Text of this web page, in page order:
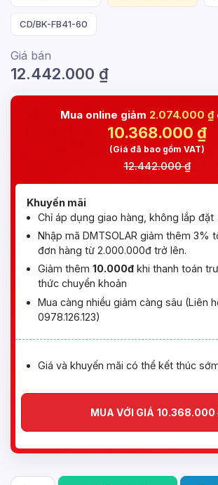
CD/BK-FB41-60
Giá bán
12.442.000 ₫
Mua online giảm 2.074.000 ₫
10.368.000 ₫
(Giá đã bao gồm VAT)
12.442.000 ₫
Khuyến mãi
Chỉ áp dụng giao hàng, không lắp đặt
Nhập mã DMTSOLAR giảm thêm 3%
đơn hàng từ 2.000.000đ trở lên.
Giảm thêm 10.000đ khi thanh toán
thức chuyển khoản
Mua càng nhiều giảm càng sâu (Liên
0978.126.123)
Giá và khuyến mãi có thể kết thúc
MUA VỚI GIÁ 10.368.000